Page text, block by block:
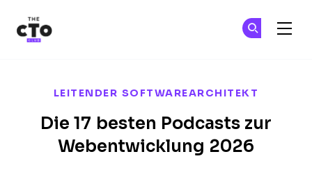
LEITENDER SOFTWAREARCHITEKT
Die 17 besten Podcasts zur
Webentwicklung 2026